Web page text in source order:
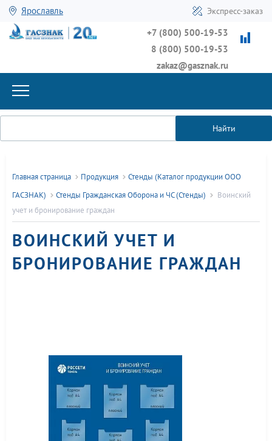
Ярославль Экспресс-заказ
+7 (800) 500-19-53
8 (800) 500-19-53
zakaz@gasznak.ru
Найти
Главная страница Продукция
Стенды (Каталог продукции ООО
ГАСЗНАК)
Стенды Гражданская Оборона и ЧС (Стенды)
Воинский
учет и бронирование граждан
ВОИНСКИЙ УЧЕТ И
БРОНИРОВАНИЕ ГРАЖДАН